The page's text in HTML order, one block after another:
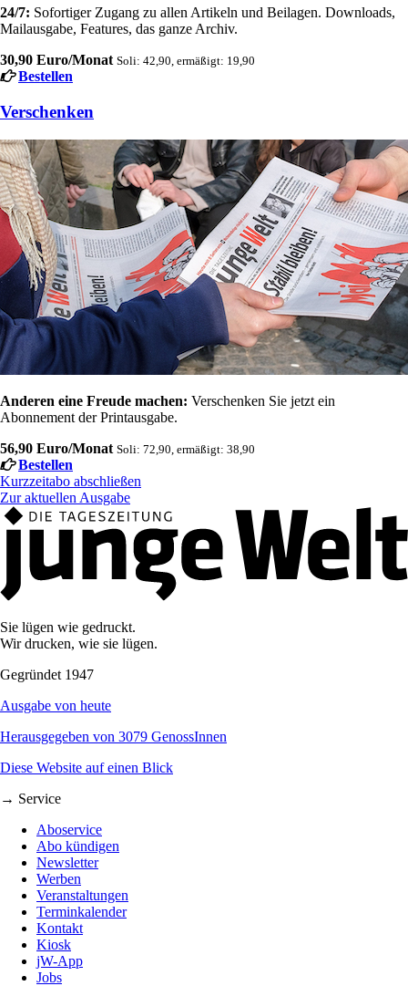
24/7: Sofortiger Zugang zu allen Artikeln und Beilagen. Downloads,
Mailausgabe, Features, das ganze Archiv.
30,90 Euro/Monat Soli: 42,90, ermäßigt: 19,90
Bestellen
Verschenken
Anderen eine Freude machen: Verschenken Sie jetzt ein
Abonnement der Printausgabe.
56,90 Euro/Monat Soli: 72,90, ermäßigt: 38,90
Bestellen
Kurzzeitabo abschließen
Zur aktuellen Ausgabe
Sie lügen wie gedruckt.
Wir drucken, wie sie lügen.
Gegründet 1947
Ausgabe von heute
Herausgegeben von 3079 GenossInnen
Diese Website auf einen Blick
→ Service
Aboservice
Abo kündigen
Newsletter
Werben
Veranstaltungen
Terminkalender
Kontakt
Kiosk
jW-App
Jobs